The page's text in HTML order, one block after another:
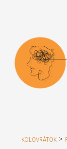
KOLOVRÁTOK >